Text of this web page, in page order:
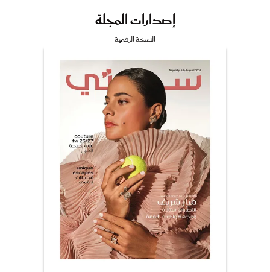
إصدارات المجلة
النسخة الرقمية
عروس سيدتي